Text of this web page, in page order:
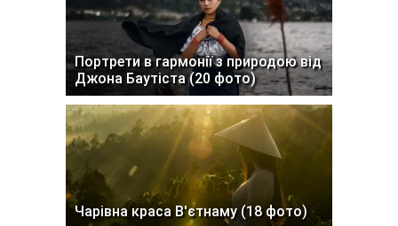
Портрети в гармонії з природою від
Джона Баутіста (20 фото)
Чарівна краса В'єтнаму (18 фото)